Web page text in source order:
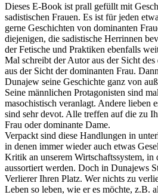
Dieses E-Book ist prall gefüllt mit
sadistischen Frauen. Es ist für jeden
gerne Geschichten von dominanten
diejenigen, die sadistische Herrinnen
der Fetische und Praktiken ebenfalls
Mal schreibt der Autor aus der Sicht
aus der Sicht der dominanten Frau.
Dunajew seine Geschichte ganz von
Seine männlichen Protagonisten sind
masochistisch veranlagt. Andere lieben
sind sehr devot. Alle treffen auf die zu
Frau oder dominante Dame.
Verpackt sind diese Handlungen in
in denen immer wieder auch etwas
Kritik an unserem Wirtschaftssystem, in
aussortiert werden. Doch in Dunajews
Verlierer Ihren Platz. Wer nichts zu
Leben so leben, wie er es möchte, z.B.